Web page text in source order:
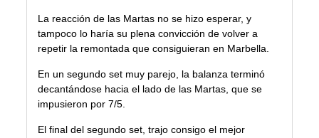
La reacción de las Martas no se hizo esperar, y
tampoco lo haría su plena convicción de volver a
repetir la remontada que consiguieran en Marbella.
En un segundo set muy parejo, la balanza terminó
decantándose hacia el lado de las Martas, que se
impusieron por 7/5.
El final del segundo set, trajo consigo el mejor